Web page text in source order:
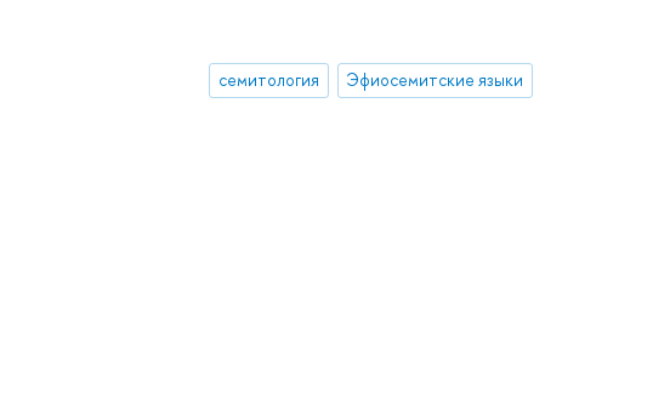
семитология Эфиосемитские языки